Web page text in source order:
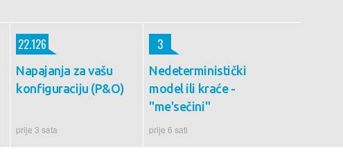
Napajanja za vašu
konfiguraciju (P&O)
prije 3 sata
22.126
Nedeterministički
model ili kraće -
"me'sečini"
prije 6 sati
3